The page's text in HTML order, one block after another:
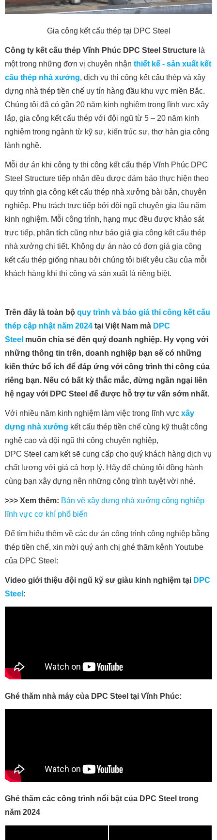
Gia công kết cấu thép tại DPC Steel
Công ty kết cấu thép Vĩnh Phúc DPC Steel Structure là
một trong những đơn vị chuyên nhận thiết kế - sản xuất kết
cấu thép nhà xưởng, dịch vụ thi công kết cấu thép và xây
dựng nhà thép tiền chế uy tín hàng đầu khu vực miền Bắc.
Chúng tôi đã có gần 20 năm kinh nghiệm trong lĩnh vực xây
lắp, gia công kết cấu thép với đội ngũ từ 5 – 20 năm kinh
nghiệm trong ngành từ kỹ sư, kiến trúc sư, thợ hàn gia công
lành nghề.
Mỗi dự án khi công ty thi công kết cấu thép Vĩnh Phúc DPC
Steel Structure tiếp nhận đều được đảm bảo thực hiện theo
quy trình gia công kết cấu thép nhà xưởng bài bản, chuyên
nghiệp. Phụ trách trực tiếp bởi đội ngũ chuyên gia lâu năm
kinh nghiệm. Mỗi công trình, hạng mục đều được khảo sát
trực tiếp, phân tích cũng như báo giá gia công kết cấu thép
nhà xưởng chi tiết. Không dự án nào có đơn giá gia công
kết cấu thép giống nhau bởi chúng tôi biết yêu cầu của mỗi
khách hàng khi thi công và sản xuất là riêng biệt.
Trên đây là toàn bộ quy trình và báo giá thi công kết cấu
thép cập nhật năm 2024 tại Việt Nam mà DPC
Steel muốn chia sẻ đến quý doanh nghiệp. Hy vọng với
những thông tin trên, doanh nghiệp bạn sẽ có những
kiến thức bổ ích để đáp ứng với công trình thi công của
riêng bạn. Nếu có bất kỳ thắc mắc, đừng ngần ngại liên
hệ ngay với DPC Steel để được hỗ trợ tư vấn sớm nhất.
Với nhiều năm kinh nghiệm làm việc trong lĩnh vực xây
dựng nhà xưởng kết cấu thép tiền chế cùng kỹ thuật công
nghệ cao và đội ngũ thi công chuyên nghiệp,
DPC Steel cam kết sẽ cung cấp cho quý khách hàng dịch vụ
chất lượng với giá cả hợp lý. Hãy để chúng tôi đồng hành
cùng bạn xây dựng nên những công trình tuyệt vời nhé.
>>> Xem thêm: Bản vẽ xây dựng nhà xưởng công nghiệp
lĩnh vực cơ khí phổ biến
Để tìm hiểu thêm về các dự án công trình công nghiệp bằng
thép tiền chế, xin mời quý anh chị ghé thăm kênh Youtube
của DPC Steel:
Video giới thiệu đội ngũ kỹ sư giàu kinh nghiệm tại DPC
Steel :
Ghé thăm nhà máy của DPC Steel tại Vĩnh Phúc:
Ghé thăm các công trình nổi bật của DPC Steel trong
năm 2024